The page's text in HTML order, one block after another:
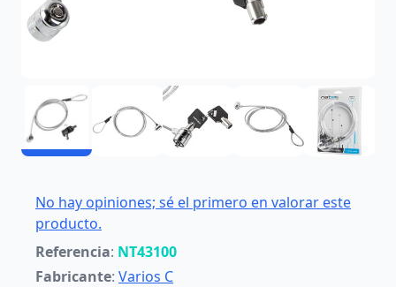
No hay opiniones; sé el primero en valorar este
producto.
Referencia: NT43100
Fabricante: Varios C